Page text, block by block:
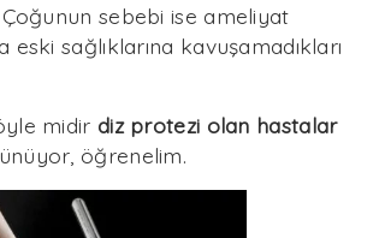
sebebi ise ameliyat
sağlıklarına kavuşamadıkları
midir diz protezi olan hastalar
öğrenelim.